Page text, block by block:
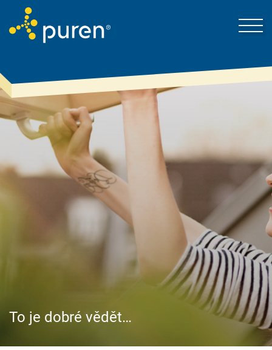
Proto puren
Nejnovější zprávy
Stavitelé & znalosti
Ke stažení
To je dobré vědět…